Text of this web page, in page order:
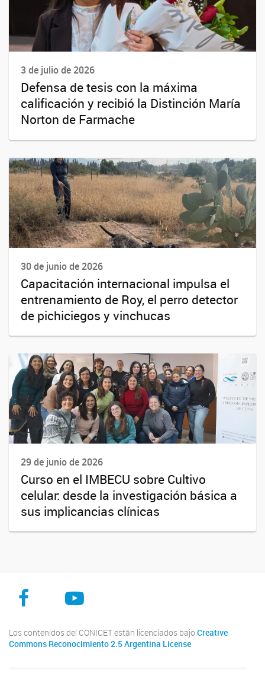
3 de julio de 2026
Defensa de tesis con la máxima
calificación y recibió la Distinción María
Norton de Farmache
30 de junio de 2026
Capacitación internacional impulsa el
entrenamiento de Roy, el perro detector
de pichiciegos y vinchucas
29 de junio de 2026
Curso en el IMBECU sobre Cultivo
celular: desde la investigación básica a
sus implicancias clínicas
Facebook
Instagram
Youtube
Los contenidos del CONICET están licenciados bajo Creative
Commons Reconocimiento 2.5 Argentina License